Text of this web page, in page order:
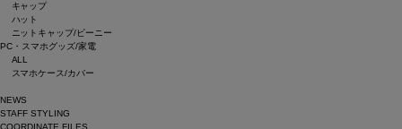
キャップ
ハット
ニットキャップ/ビーニー
PC・スマホグッズ/家電
ALL
スマホケース/カバー
NEWS
STAFF STYLING
COORDINATE FILES